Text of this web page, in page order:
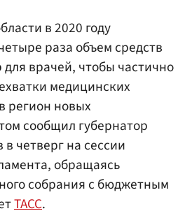
в 2020 году
раза объем средств
врачей, чтобы частично
медицинских
регион новых
сообщил губернатор
четверг на сессии
обращаясь
собрания с бюджетным
ТАСС.